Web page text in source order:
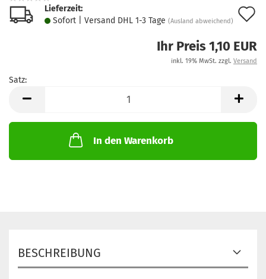
Lieferzeit:
Sofort | Versand DHL 1-3 Tage (Ausland abweichend)
Ihr Preis 1,10 EUR
inkl. 19% MwSt. zzgl. Versand
Satz:
In den Warenkorb
BESCHREIBUNG